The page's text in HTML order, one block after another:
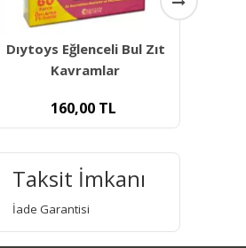
Eğlenceli Bul Sayılar
Renkler Şekiller
160,00 TL
Taksit İmkanı
İade Garantisi